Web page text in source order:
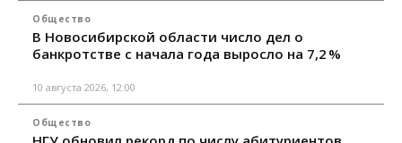
Общество
В Новосибирской области число дел о
банкротстве с начала года выросло на 7,2 %
10 августа 2026, 12:00
Общество